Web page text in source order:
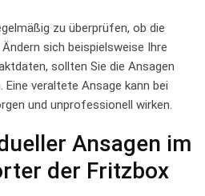
zu‌ überprüfen, ​ob ​die
sich‌ beispielsweise Ihre
sollten ⁢Sie die Ansagen
⁤veraltete‍ Ansage ⁢kann⁤ bei
und unprofessionell wirken.
Ansagen ​im⁤
⁣der Fritzbox